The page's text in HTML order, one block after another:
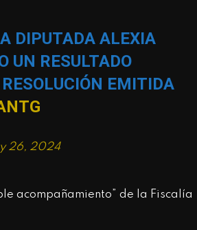
DIPUTADA ALEXIA
UN RESULTADO
EMITIDA
26, 2024
acompañamiento” de la Fiscalía